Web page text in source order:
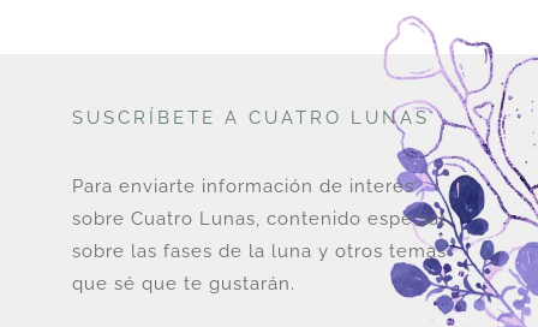
SUSCRÍBETE A CUATRO LUNAS
Para enviarte información de interés
sobre Cuatro Lunas, contenido especial
sobre las fases de la luna y otros temas
que sé que te gustarán.